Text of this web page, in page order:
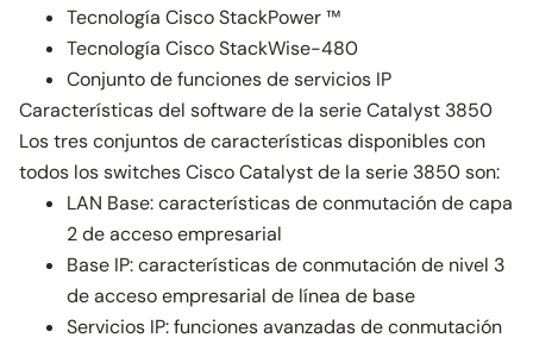
Tecnología Cisco StackPower ™
Tecnología Cisco StackWise-480
Conjunto de funciones de servicios IP
Características del software de la serie Catalyst 3850
Los tres conjuntos de características disponibles con
todos los switches Cisco Catalyst de la serie 3850 son:
LAN Base: características de conmutación de capa
2 de acceso empresarial
Base IP: características de conmutación de nivel 3
de acceso empresarial de línea de base
Servicios IP: funciones avanzadas de conmutación